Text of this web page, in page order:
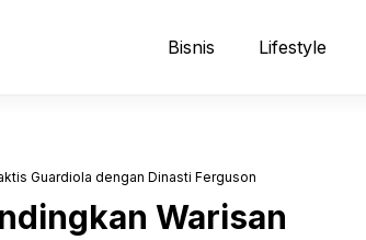
Bisnis Lifestyle
Guardiola dengan Dinasti Ferguson
Warisan